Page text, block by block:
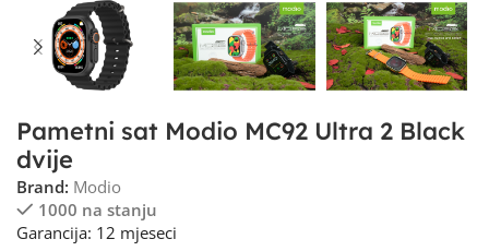
Pametni sat Modio MC92 Ultra 2 Black
dvije
Brand: Modio
1000 na stanju
Garancija: 12 mjeseci